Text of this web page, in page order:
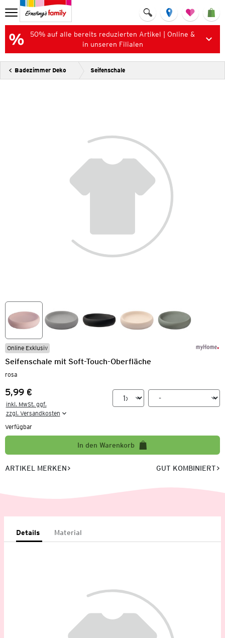
50% auf alle bereits reduzierten Artikel | Online &
in unseren Filialen
Badezimmer Deko Seifenschale
Online Exklusiv
Seifenschale mit Soft-Touch-Oberfläche
rosa
Preis:
5,99 €
inkl. MwSt. ggf.
zzgl. Versandkosten
Verfügbar
In den Warenkorb
ARTIKEL MERKEN GUT KOMBINIERT
Details Material